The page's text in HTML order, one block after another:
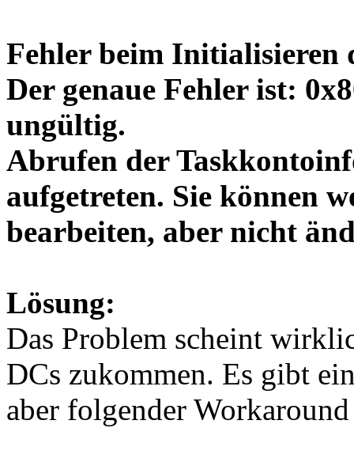
Fehler beim Initialisieren
Der genaue Fehler ist:
ungültig.
Abrufen der
aufgetreten. Sie können
bearbeiten, aber nicht
Lösung:
Das Problem scheint
DCs zukommen. Es gibt
aber folgender